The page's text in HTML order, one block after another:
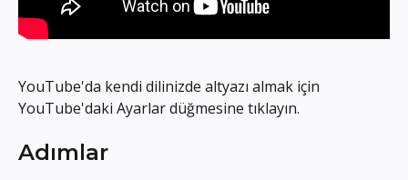
YouTube'da kendi dilinizde altyazı almak için
YouTube'daki Ayarlar düğmesine tıklayın.
Adımlar